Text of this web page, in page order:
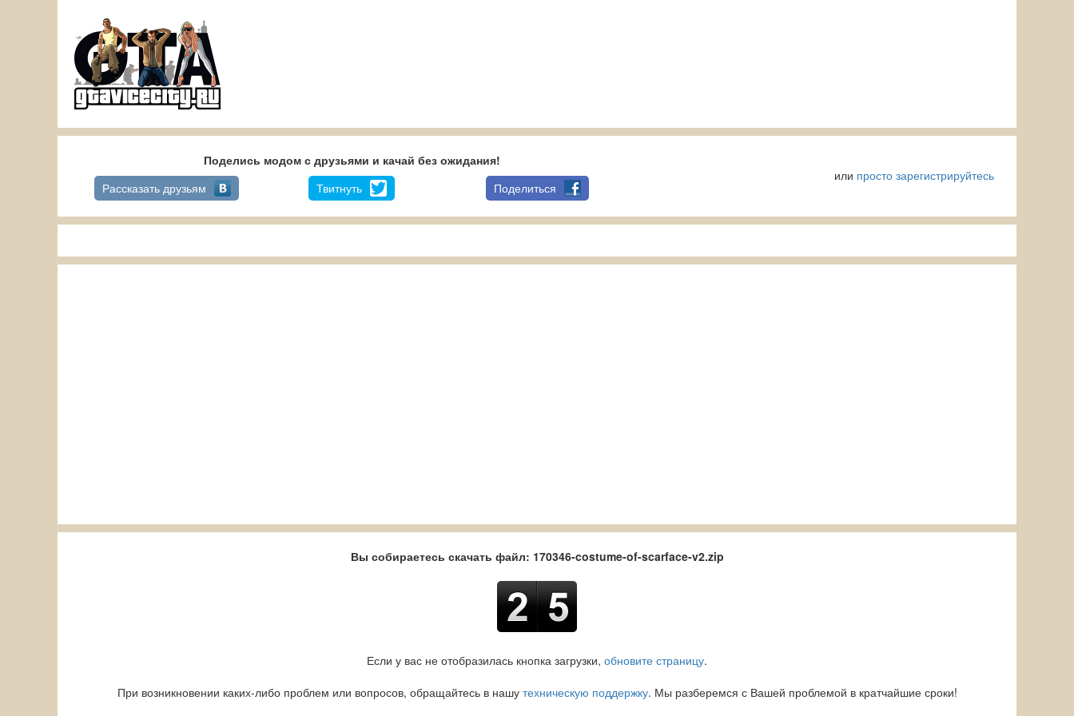
Поделись модом с друзьями и качай без ожидания!
Рассказать друзьям
Твитнуть Поделиться
или просто зарегистрируйтесь
Вы собираетесь скачать файл: 170346-costume-of-scarface-v2.zip
Если у вас не отобразилась кнопка загрузки, обновите страницу.
При возникновении каких-либо проблем или вопросов, обращайтесь в нашу техническую поддержку. Мы разберемся с Вашей проблемой в кратчайшие сроки!